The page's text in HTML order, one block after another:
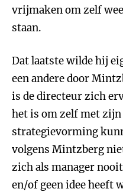
vrijmaken om zelf
staan.
Dat laatste wilde hij
een andere door
is de directeur zich
het is om zelf met
strategievorming
volgens Mintzberg
zich als manager
en/of geen idee heeft